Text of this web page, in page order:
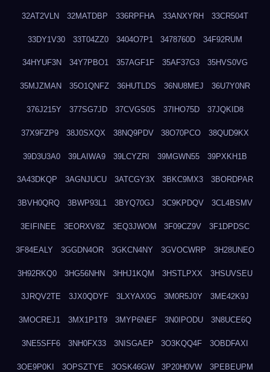
32AT2VLN 32MATDBP 336RPFHA 33ANXYRH 33CR504T
33DY1V30 33T04ZZ0 3404O7P1 3478760D 34F92RUM
34HYUF3N 34Y7PBO1 357AGF1F 35AF37G3 35HVS0VG
35MJZMAN 35O1QNFZ 36HUTLDS 36NU8MEJ 36U7Y0NR
376J215Y 377SG7JD 37CVGS0S 37IHO75D 37JQKID8
37X9FZP9 38J0SXQX 38NQ9PDV 38O70PCO 38QUD9KX
39D3U3A0 39LAIWA9 39LCYZRI 39MGWN55 39PXKH1B
3A43DKQP 3AGNJUCU 3ATCGY3X 3BKC9MX3 3BORDPAR
3BVH0QRQ 3BWP93L1 3BYQ70GJ 3C9KPDQV 3CL4BSMV
3EIFINEE 3EORXV8Z 3EQ3JWOM 3F09CZ9V 3F1DPDSC
3F84EALY 3GGDN4OR 3GKCN4NY 3GVOCWRP 3H28UNEO
3H92RKQ0 3HG56NHN 3HHJ1KQM 3HSTLPXX 3HSUVSEU
3JRQV2TE 3JX0QDYF 3LXYAX0G 3M0R5J0Y 3ME42K9J
3MOCREJ1 3MX1P1T9 3MYP6NEF 3N0IPODU 3N8UCE6Q
3NE5SFF6 3NH0FX33 3NISGAEP 3O3KQQ4F 3OBDFAXI
3OE9P0KI 3OPSZTYE 3OSK46GW 3P20H0VW 3PEBEUPM